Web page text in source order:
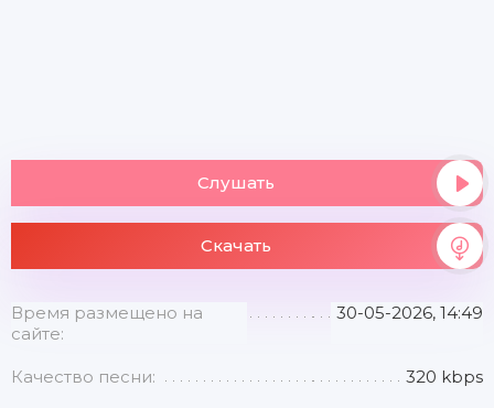
Слушать
Скачать
Время размещено на
сайте:
30-05-2026, 14:49
Качество песни: 320 kbps